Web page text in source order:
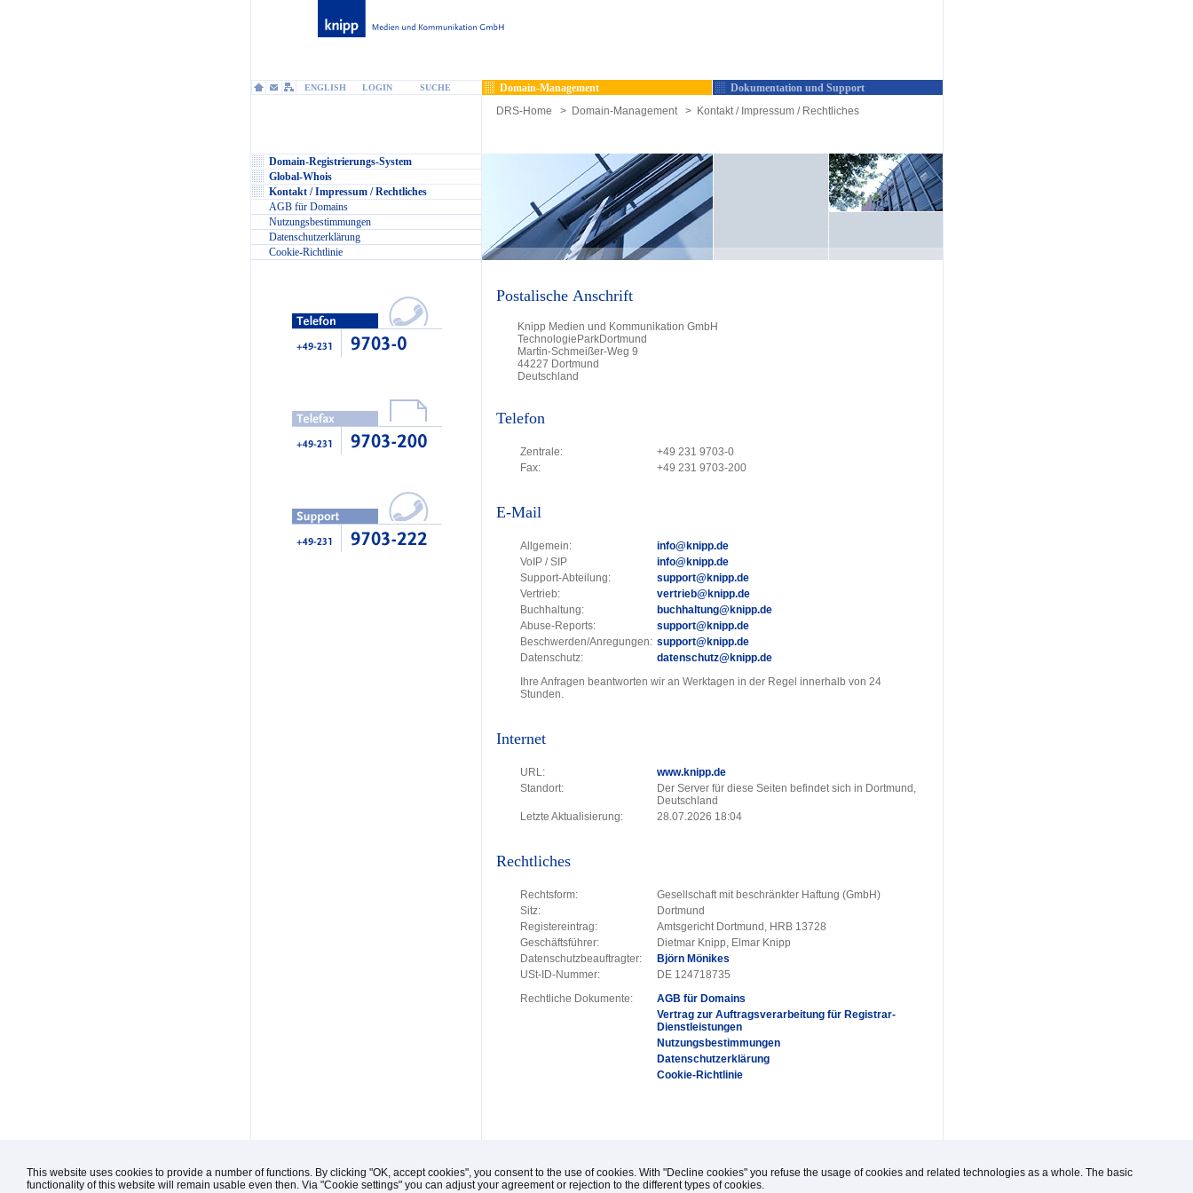
ENGLISH LOGIN SUCHE Domain-Management
Dokumentation und Support
DRS-Home
> Domain-Management > Kontakt / Impressum / Rechtliches
Domain-Registrierungs-System
Global-Whois
Kontakt / Impressum / Rechtliches
AGB für Domains
Nutzungsbestimmungen
Datenschutzerklärung
Cookie-Richtlinie
Postalische Anschrift
Knipp Medien und Kommunikation GmbH
TechnologieParkDortmund
Martin-Schmeißer-Weg 9
44227 Dortmund
Deutschland
Telefon
Zentrale:
+49 231 9703-0
Fax:
+49 231 9703-200
E-Mail
Allgemein:
info@knipp.de
VoIP / SIP
info@knipp.de
Support-Abteilung:
support@knipp.de
Vertrieb:
vertrieb@knipp.de
Buchhaltung:
buchhaltung@knipp.de
Abuse-Reports:
support@knipp.de
Beschwerden/Anregungen: support@knipp.de
Datenschutz:
datenschutz@knipp.de
Ihre Anfragen beantworten wir an Werktagen in der Regel innerhalb von 24
Stunden.
Internet
URL:
www.knipp.de
Standort:
Der Server für diese Seiten befindet sich in Dortmund,
Deutschland
Letzte Aktualisierung:
28.07.2026 18:04
Rechtliches
Rechtsform:
Gesellschaft mit beschränkter Haftung (GmbH)
Sitz:
Dortmund
Registereintrag:
Amtsgericht Dortmund, HRB 13728
Geschäftsführer:
Dietmar Knipp, Elmar Knipp
Datenschutzbeauftragter:
Björn Mönikes
USt-ID-Nummer:
DE 124718735
Rechtliche Dokumente:
AGB für Domains
Vertrag zur Auftragsverarbeitung für Registrar-
Dienstleistungen
Nutzungsbestimmungen
Datenschutzerklärung
Cookie-Richtlinie
This website uses cookies to provide a number of functions. By clicking "OK, accept cookies", you consent to the use of cookies. With "Decline cookies" you refuse the usage of cookies and related technologies as a whole. The basic
functionality of this website will remain usable even then. Via "Cookie settings" you can adjust your agreement or rejection to the different types of cookies.